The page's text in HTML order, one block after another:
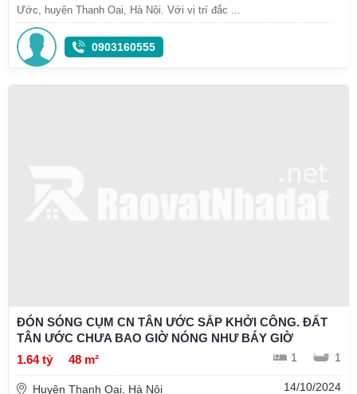
Ước, huyện Thanh Oai, Hà Nội. Với vị trí đắc ...
0903160555
ĐÓN SÓNG CỤM CN TÂN ƯỚC SẮP KHỞI CÔNG. ĐẤT
TÂN ƯỚC CHƯA BAO GIỜ NÓNG NHƯ BÁY GIỜ
1.64 tỷ
48 m² 1 1
Huyện Thanh Oai, Hà Nội 14/10/2024